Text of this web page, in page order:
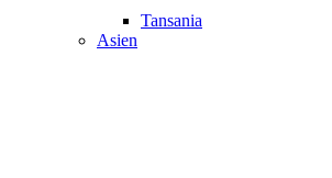
Tansania
Asien